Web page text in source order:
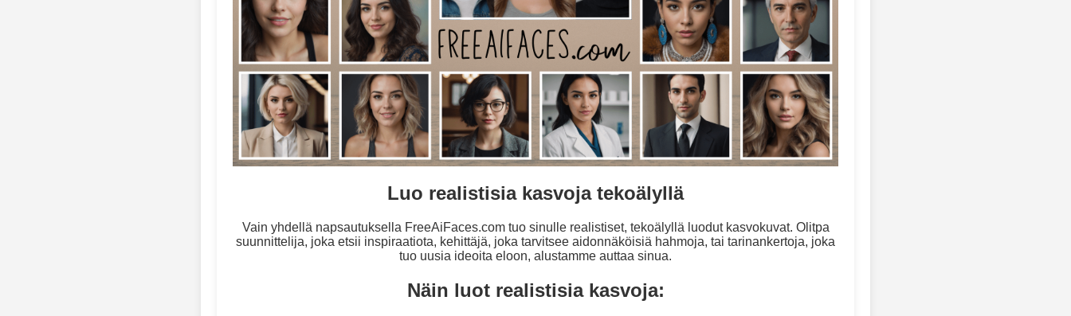
Luo realistisia kasvoja tekoälyllä
Vain yhdellä napsautuksella FreeAiFaces.com tuo sinulle realistiset, tekoälyllä luodut kasvokuvat. Olitpa
suunnittelija, joka etsii inspiraatiota, kehittäjä, joka tarvitsee aidonnäköisiä hahmoja, tai tarinankertoja, joka
tuo uusia ideoita eloon, alustamme auttaa sinua.
Näin luot realistisia kasvoja: